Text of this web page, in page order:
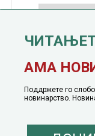
јануари, 1991
АМА
Поддржете го
новинарство.